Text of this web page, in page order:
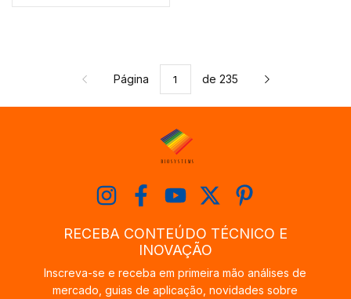
Página de 235
RECEBA CONTEÚDO TÉCNICO E
INOVAÇÃO
Inscreva-se e receba em primeira mão análises de
mercado, guias de aplicação, novidades sobre